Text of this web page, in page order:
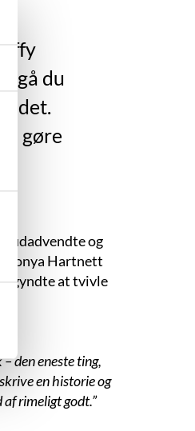
gå du
det.
gøre
udadvendte og
Sonya Hartnett
at tvivle
den eneste ting,
en historie og
rimeligt godt.”